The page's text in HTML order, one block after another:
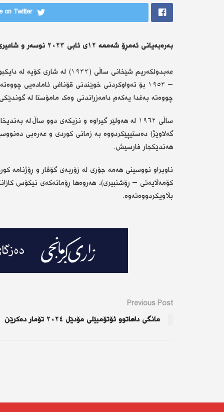
on Twitter
بەرەبەیانی ئەمڕۆ شەممە ١٢ی ئابی ٢٠٢٣ نوسەر و شاعیری دیاری کورد عەبدولکەریم شێخانی كۆچی دوایی كرد.
چووەتە بەغدا یەکەم دامەزراندنی وەک مامۆستا لە
ساڵی ١٩٦٢ لە هەولێر گیراوە و نزیکەی دوو ساڵ لە
گەلاوێژ) دەستیپێکردووە بە زمانی کوردی و عەرەبی
هەندێکجار فارسیش.
ناوبراو نووسینی هەمە جۆری لە زۆربەی گۆڤار و ڕۆژنامە
کۆمەڵایەتی – ڕۆشنبیری)، هەروەها ڕۆمانەکەی نیکۆس
بڵاویکردووەتەوە.
Previous Post
مانگی داهاتوو ئۆتۆمبێلی مۆدێل ٢٠٢٤ تۆمار دەکرێن